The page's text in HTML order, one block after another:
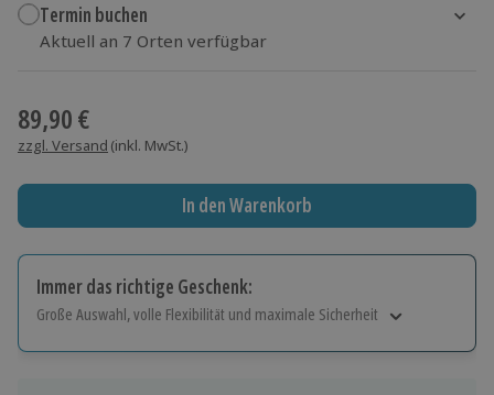
Termin buchen
Aktuell an 7 Orten verfügbar
89,90 €
zzgl. Versand (inkl. MwSt.)
In den Warenkorb
Immer das richtige Geschenk:
Große Auswahl, volle Flexibilität und maximale Sicherheit